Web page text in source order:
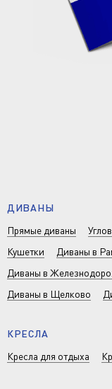
ДИВАНЫ
Прямые диваны
Кушетки
Диваны в
Диваны в
Диваны в Щелково
КРЕСЛА
Кресла для отдыха